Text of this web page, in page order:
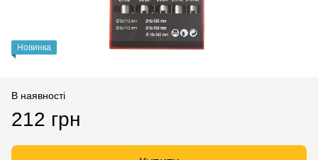
Новинка
В наявності
212 грн